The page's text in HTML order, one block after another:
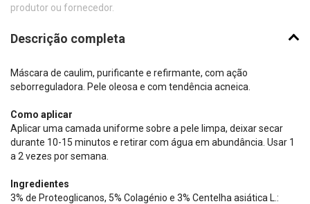
produtor ou fornecedor.
Descrição completa
Máscara de caulim, purificante e refirmante, com ação
seborreguladora. Pele oleosa e com tendência acneica.
Como aplicar
Aplicar uma camada uniforme sobre a pele limpa, deixar secar
durante 10-15 minutos e retirar com água em abundância. Usar 1
a 2 vezes por semana.
Ingredientes
3% de Proteoglicanos, 5% Colagénio e 3% Centelha asiática L.: